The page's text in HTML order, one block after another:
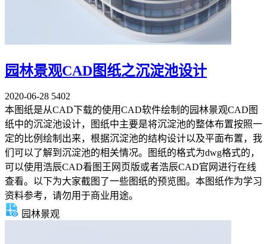
园林景观CAD图纸之沉淀池设计
2020-06-28 5402
本图纸是从CAD下载的使用CAD软件绘制的园林景观CAD图
纸中的沉淀池设计，图纸中主要是将沉淀池的整体布置按照一
定的比例绘制出来，根据沉淀池的结构设计以及平面布置，我
们可以了解到沉淀池的相关情况。图纸的格式为dwg格式的，
可以使用浩辰CAD看图王网页版或者浩辰CAD官网进行在线
查看。以下为大家截图了一些图纸的预览图。本图纸作为学习
资料参考，请勿用于商业用途。
园林景观